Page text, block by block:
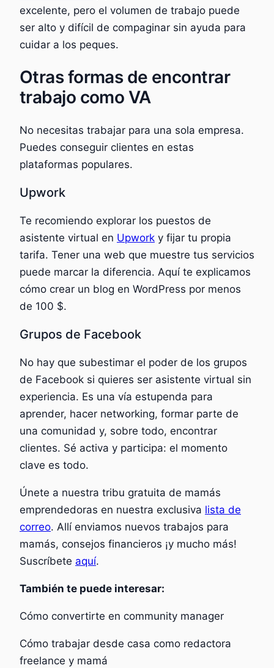
excelente, pero el volumen de trabajo puede
ser alto y difícil de compaginar sin ayuda para
cuidar a los peques.
Otras formas de encontrar
trabajo como VA
No necesitas trabajar para una sola empresa.
Puedes conseguir clientes en estas
plataformas populares.
Upwork
Te recomiendo explorar los puestos de
asistente virtual en Upwork y fijar tu propia
tarifa. Tener una web que muestre tus servicios
puede marcar la diferencia. Aquí te explicamos
cómo crear un blog en WordPress por menos
de 100 $.
Grupos de Facebook
No hay que subestimar el poder de los grupos
de Facebook si quieres ser asistente virtual sin
experiencia. Es una vía estupenda para
aprender, hacer networking, formar parte de
una comunidad y, sobre todo, encontrar
clientes. Sé activa y participa: el momento
clave es todo.
Únete a nuestra tribu gratuita de mamás
emprendedoras en nuestra exclusiva lista de
correo. Allí enviamos nuevos trabajos para
mamás, consejos financieros ¡y mucho más!
Suscríbete aquí.
También te puede interesar:
Cómo convertirte en community manager
Cómo trabajar desde casa como redactora
freelance y mamá